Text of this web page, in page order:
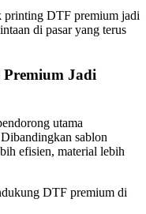
printing DTF premium jadi
di pasar yang terus
Jadi
utama
sablon
efisien, material lebih
DTF premium di